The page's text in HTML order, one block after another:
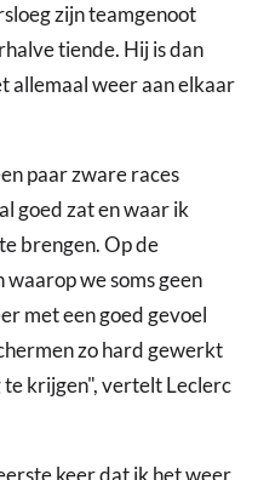
zijn teamgenoot
tiende. Hij is dan
allemaal weer aan elkaar
paar zware races
goed zat en waar ik
brengen. Op de
we soms geen
met een goed gevoel
zo hard gewerkt
krijgen", vertelt Leclerc